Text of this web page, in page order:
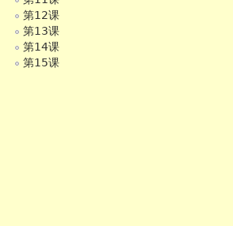
第12课
第13课
第14课
第15课